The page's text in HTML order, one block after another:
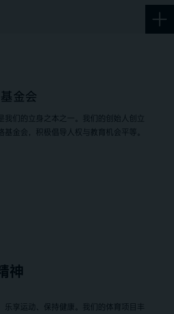
金会
我们的立身之本之一。我们的创始人创立
基金会，积极倡导人权与教育机会平等。
神
乐享运动、保持健康。我们的体育项目丰